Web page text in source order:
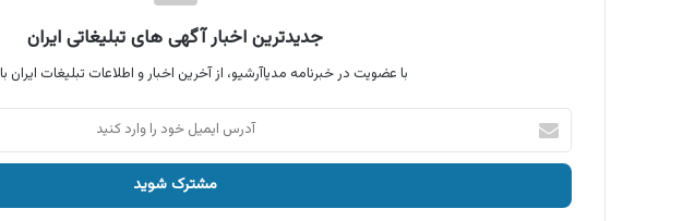
جدیدترین اخبار آگهی های تبلیغاتی ایران
با عضویت در خبرنامه مدیاآرشیو، از آخرین اخبار و اطلاعات تبلیغات ایران
آدرس
ایمیل
خود
وارد